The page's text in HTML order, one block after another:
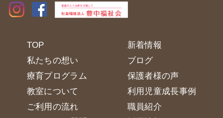
TOP
私たちの想い
療育プログラム
教室について
ご利用の流れ
新着情報
ブログ
保護者様の声
利用児童成長事例
職員紹介